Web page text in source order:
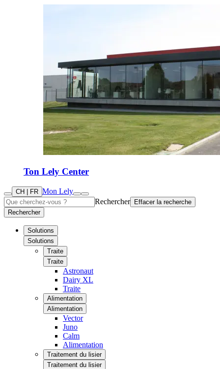
Ton Lely Center
CH | FR Mon Lely
Rechercher
Effacer la recherche
Rechercher
Solutions
Solutions
Traite
Traite
Astronaut
Dairy XL
Traite
Alimentation
Alimentation
Vector
Juno
Calm
Alimentation
Traitement du lisier
Traitement du lisier